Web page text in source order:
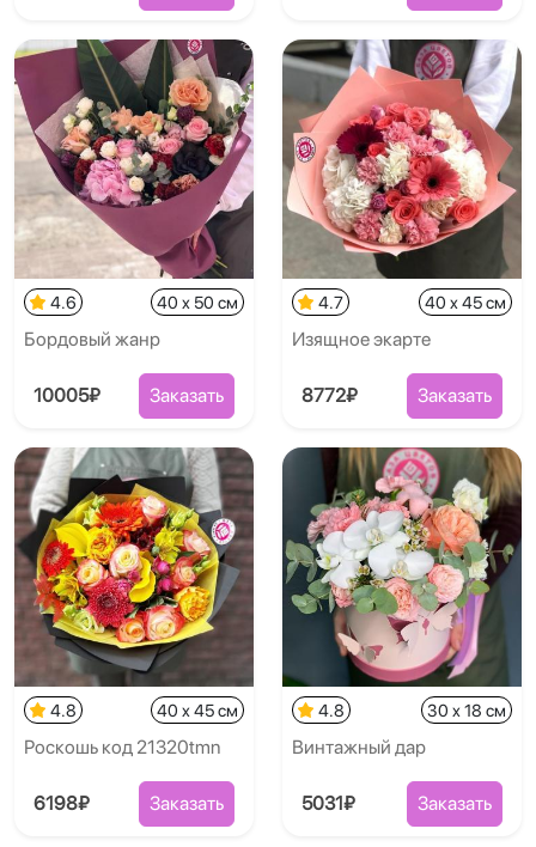
4.6 40 x 50 см
Бордовый жанр
10005₽ Заказать
4.7 40 x 45 см
Изящное экарте
8772₽ Заказать
4.8 40 x 45 см
Роскошь код 21320tmn
6198₽ Заказать
4.8 30 x 18 см
Винтажный дар
5031₽ Заказать